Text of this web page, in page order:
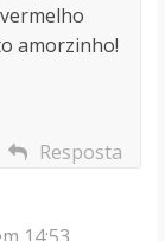
amorzinho!
Resposta